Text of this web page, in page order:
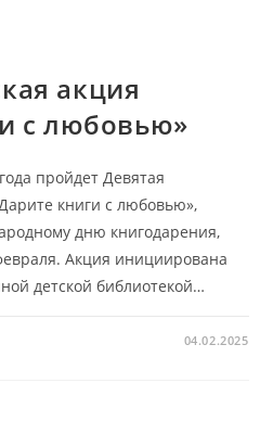
акция
с любовью»
пройдет Девятая
книги с любовью»,
дню книгодарения,
Акция инициирована
детской библиотекой…
04.02.2025